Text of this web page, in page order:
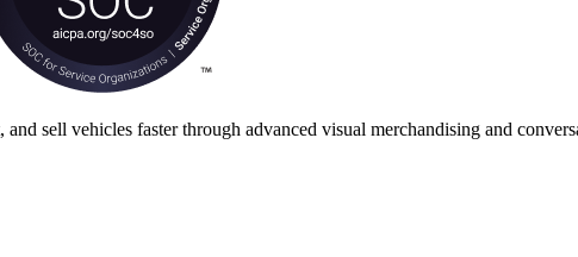
sell vehicles faster through advanced visual merchandising and